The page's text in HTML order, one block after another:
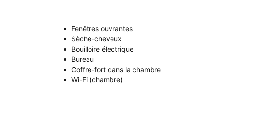
Fenêtres ouvrantes
Sèche-cheveux
Bouilloire électrique
Bureau
Coffre-fort dans la chambre
Wi-Fi (chambre)